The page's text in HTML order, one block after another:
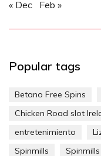
« Dec Feb »
Popular tags
Betano Free Spins
Chicken Road slot
entretenimiento
Spinmills
Spinmills